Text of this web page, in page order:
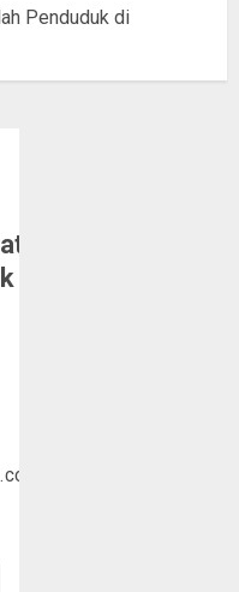
Penduduk di
di